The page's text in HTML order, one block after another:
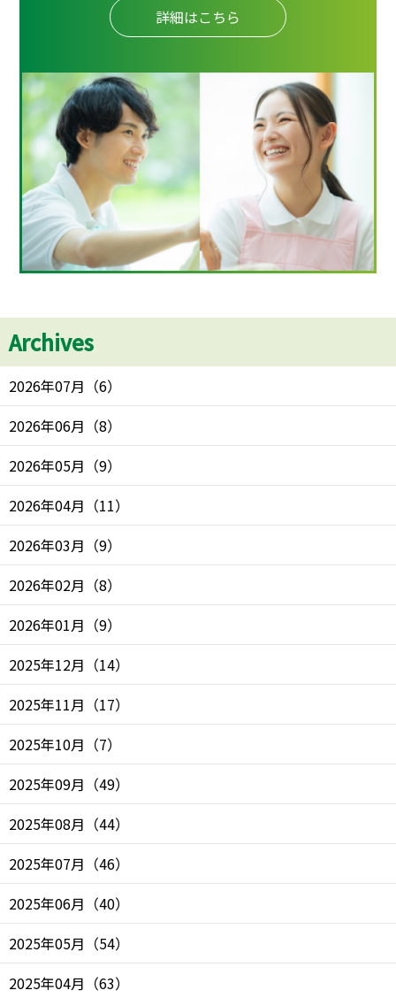
詳細はこちら
Archives
2026年07月 （6）
2026年06月 （8）
2026年05月 （9）
2026年04月 （11）
2026年03月 （9）
2026年02月 （8）
2026年01月 （9）
2025年12月 （14）
2025年11月 （17）
2025年10月 （7）
2025年09月 （49）
2025年08月 （44）
2025年07月 （46）
2025年06月 （40）
2025年05月 （54）
2025年04月 （63）